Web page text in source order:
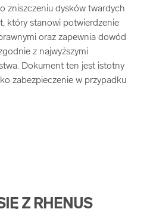
zniszczeniu dysków twardych
który stanowi potwierdzenie
oraz zapewnia dowód
z najwyższymi
Dokument ten jest istotny
zabezpieczenie w przypadku
Z RHENUS